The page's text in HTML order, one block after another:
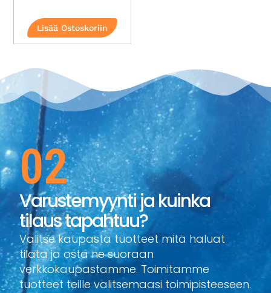
Lisää Ostoskoriin
02
Varustemyynti ja kuinka
tilaus tapahtuu?
Valitse kaupasta tuotteet mitä haluat
tilata ja osta ne suoraan
verkkokaupastamme. Toimitamme
tuotteet teille valitsemaasi toimipisteeseen.